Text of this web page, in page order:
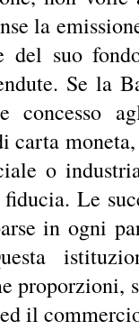
la
del suo
Se la
concesso
o
Le
in ogni
proporzioni,
il